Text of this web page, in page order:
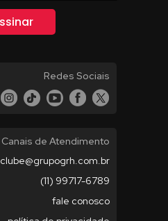
Redes Sociais
Canais de Atendimento
clube@grupogrh.com.br
(11) 99717-6789
fale conosco